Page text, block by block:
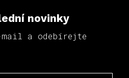
novinky
a odebírejte